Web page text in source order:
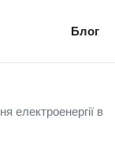
Блог
електроенергії в